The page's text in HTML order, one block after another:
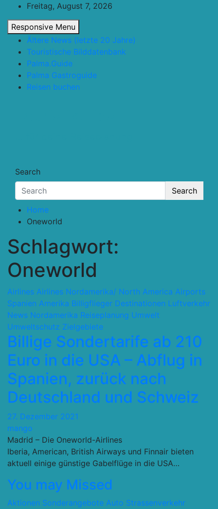
content
Freitag, August 7, 2026
Responsive Menu
Ältere News (letzte 20 Jahre)
Touristische Bilddatenbank
Palma.Guide
Palma Gastroguide
Reisen buchen
Search
Search
Home
Oneworld
Schlagwort:
Oneworld
Airlines Airlines Nordamerika/ North America Airports
Spanien Amerika Billigflieger Destinationen Luftverkehr
News Nordamerika Reiseplanung Umwelt
Umweltschutz Zielgebiete
Billige Sondertarife ab 210
Euro in die USA – Abflug in
Spanien, zurück nach
Deutschland und Schweiz
27. Dezember 2021
mango
Madrid – Die Oneworld-Airlines
Iberia, American, British Airways und Finnair bieten
aktuell einige günstige Gabelflüge in die USA…
You may Missed
Aktionen Sonderangebote Auto Strassenverkehr